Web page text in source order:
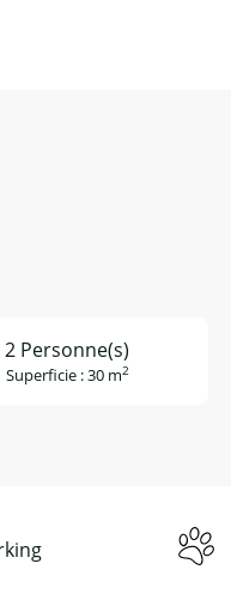
2 Personne(s)
Superficie : 30 m2